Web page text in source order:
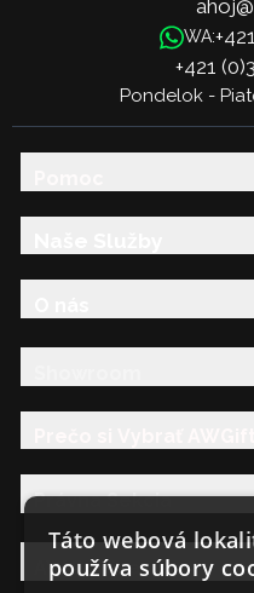
WA:
+421
Pondelok -
Právna Sekcia
AW Rodina
Táto webová
používa súbory